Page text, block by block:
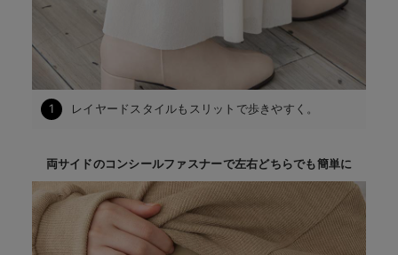
1 レイヤードスタイルもスリットで歩きやすく。
両サイドのコンシールファスナーで左右どちらでも簡単に